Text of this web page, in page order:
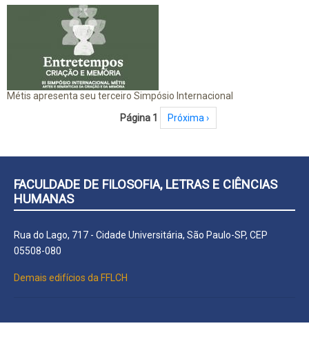
Métis apresenta seu terceiro Simpósio Internacional
Página 1 Próxima página
Próxima ›
FACULDADE DE FILOSOFIA, LETRAS E CIÊNCIAS
HUMANAS
Rua do Lago, 717 - Cidade Universitária, São Paulo-SP, CEP
05508-080
Demais edifícios da FFLCH